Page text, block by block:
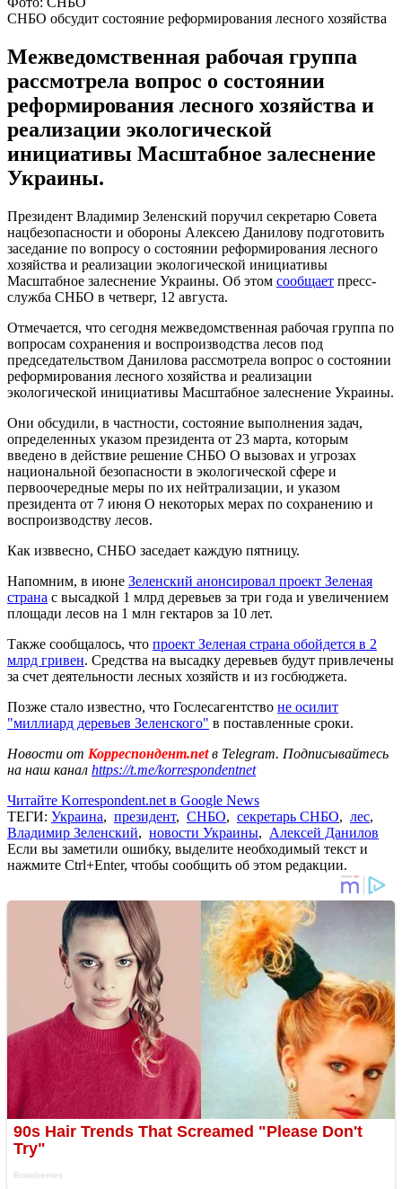
СНБО обсудит состояние реформирования лесного хозяйства
Межведомственная рабочая группа
рассмотрела вопрос о состоянии
реформирования лесного хозяйства и
реализации экологической
инициативы Масштабное залеснение
Украины.
Президент Владимир Зеленский поручил секретарю Совета
нацбезопасности и обороны Алексею Данилову подготовить
заседание по вопросу о состоянии реформирования лесного
хозяйства и реализации экологической инициативы
Масштабное залеснение Украины. Об этом сообщает пресс-
служба СНБО в четверг, 12 августа.
Отмечается, что сегодня межведомственная рабочая группа по
вопросам сохранения и воспроизводства лесов под
председательством Данилова рассмотрела вопрос о состоянии
реформирования лесного хозяйства и реализации
экологической инициативы Масштабное залеснение Украины.
Они обсудили, в частности, состояние выполнения задач,
определенных указом президента от 23 марта, которым
введено в действие решение СНБО О вызовах и угрозах
национальной безопасности в экологической сфере и
первоочередные меры по их нейтрализации, и указом
президента от 7 июня О некоторых мерах по сохранению и
воспроизводству лесов.
Как изввесно, СНБО заседает каждую пятницу.
Напомним, в июне Зеленский анонсировал проект Зеленая
страна с высадкой 1 млрд деревьев за три года и увеличением
площади лесов на 1 млн гектаров за 10 лет.
Также сообщалось, что проект Зеленая страна обойдется в 2
млрд гривен. Средства на высадку деревьев будут привлечены
за счет деятельности лесных хозяйств и из госбюджета.
Позже стало известно, что Гослесагентство не осилит
"миллиард деревьев Зеленского" в поставленные сроки.
Новости от Корреспондент.netв Telegram. Подписывайтесь
на наш канал https://t.me/korrespondentnet
Читайте Korrespondent.net в Google News
ТЕГИ: Украина, президент, СНБО, секретарь СНБО, лес,
Владимир Зеленский, новости Украины, Алексей Данилов
Если вы заметили ошибку, выделите необходимый текст и
нажмите Ctrl+Enter, чтобы сообщить об этом редакции.